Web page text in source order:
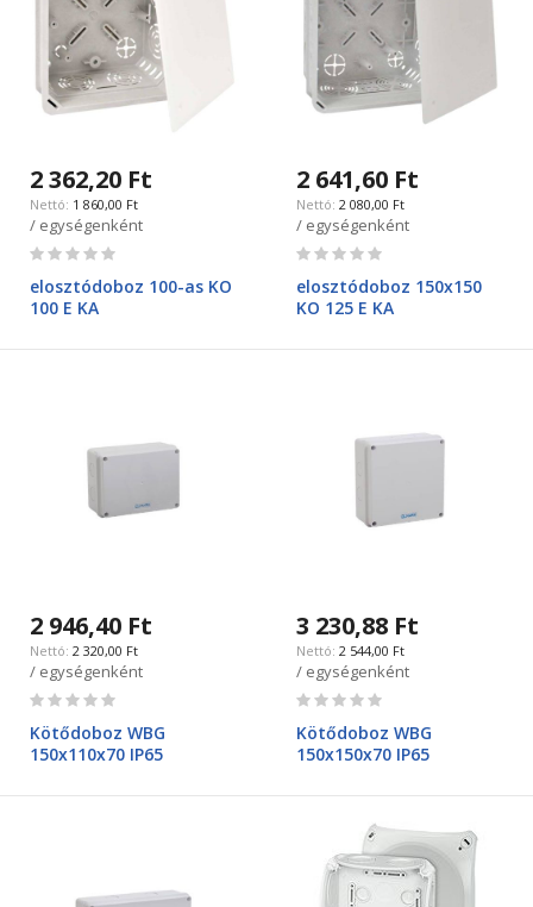
2 362,20 Ft
1 860,00 Ft
/ egységenként
Rating:
elosztódoboz 100-as KO
100 E KA
2 641,60 Ft
2 080,00 Ft
/ egységenként
Rating:
elosztódoboz 150x150
KO 125 E KA
2 946,40 Ft
2 320,00 Ft
/ egységenként
Rating:
Kötődoboz WBG
150x110x70 IP65
3 230,88 Ft
2 544,00 Ft
/ egységenként
Rating:
Kötődoboz WBG
150x150x70 IP65